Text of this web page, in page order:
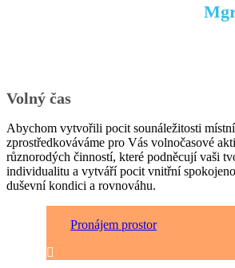
Volný čas
Abychom vytvořili pocit sounáležitosti
zprostředkováváme pro Vás volnočasové
různorodých činností, které podněcují vaši
individualitu a vytváří pocit vnitřní
duševní kondici a rovnováhu.
Pronájem prostor